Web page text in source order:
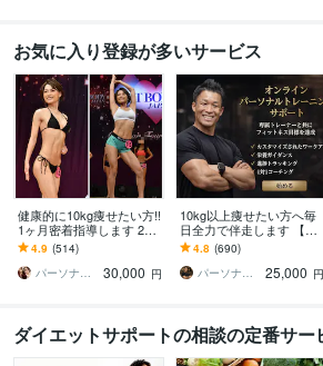
お気に入り登録が多いサービス
健康的に10kg痩せたい方!!
1ヶ月密着指導します 20k
g痩せたプロトレーナーに
よる食事と運動サポート!!
4.9 (514)
パーソナルトレーナーYUKINA
30,000 円
10kg以上痩せたい方へ毎
日全力で伴走します 【残
り1名様】通常42,000円 →
25,000円（税抜）
4.8 (690)
パーソナルトレーナーJTタク
25,000 円
ダイエットサポートの相談の定番サー